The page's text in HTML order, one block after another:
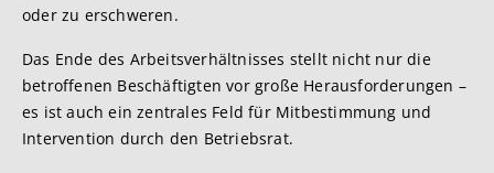
oder zu erschweren.
Das Ende des Arbeitsverhältnisses stellt nicht nur die
betroffenen Beschäftigten vor große Herausforderungen –
es ist auch ein zentrales Feld für Mitbestimmung und
Intervention durch den Betriebsrat.